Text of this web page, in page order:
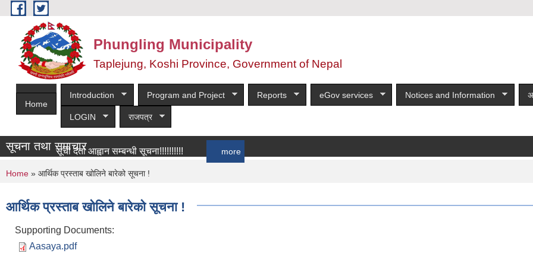
Skip to main content
Phungling Municipality
Taplejung, Koshi Province, Government of Nepal
Home
Introduction Program and Project Reports eGov services Notices and Information
LOGIN राजपत्र
सूचना तथा समाचार
सूची दर्ता आह्वान सम्बन्धी सूचना!!!!!!!!!!
You are here
Home » आर्थिक प्रस्ताब खोलिने बारेको सूचना !
आर्थिक प्रस्ताब खोलिने बारेको सूचना !
Supporting Documents:
Aasaya.pdf